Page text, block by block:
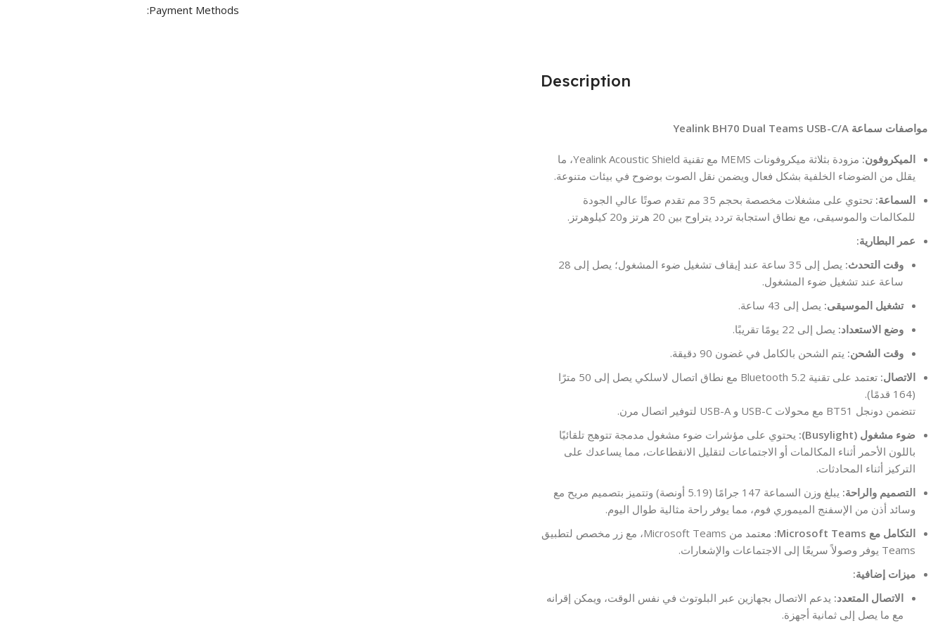
Payment Methods:
Description
مواصفات سماعة Yealink BH70 Dual Teams USB-C/A
الميكروفون:
مزودة بثلاثة ميكروفونات MEMS مع تقنية Yealink Acoustic Shield، ما
يقلل من الضوضاء الخلفية بشكل فعال ويضمن نقل الصوت بوضوح في بيئات متنوعة.
السماعة:
تحتوي على مشغلات مخصصة بحجم 35 مم تقدم صوتًا عالي الجودة
للمكالمات والموسيقى، مع نطاق استجابة تردد يتراوح بين 20 هرتز و20 كيلوهرتز.
عمر البطارية:
وقت التحدث:
يصل إلى 35 ساعة عند إيقاف تشغيل ضوء المشغول؛ يصل إلى 28
ساعة عند تشغيل ضوء المشغول.
تشغيل الموسيقى: يصل إلى 43 ساعة.
وضع الاستعداد: يصل إلى 22 يومًا تقريبًا.
وقت الشحن: يتم الشحن بالكامل في غضون 90 دقيقة.
الاتصال:
تعتمد على تقنية Bluetooth 5.2 مع نطاق اتصال لاسلكي يصل إلى 50 مترًا
(164 قدمًا).
تتضمن دونجل BT51 مع محولات USB-C و USB-A لتوفير اتصال مرن.
ضوء مشغول (Busylight):
يحتوي على مؤشرات ضوء مشغول مدمجة تتوهج تلقائيًا
باللون الأحمر أثناء المكالمات أو الاجتماعات لتقليل الانقطاعات، مما يساعدك على
التركيز أثناء المحادثات.
التصميم والراحة:
يبلغ وزن السماعة 147 جرامًا (5.19 أونصة) وتتميز بتصميم مريح مع
وسائد أذن من الإسفنج الميموري فوم، مما يوفر راحة مثالية طوال اليوم.
التكامل مع Microsoft Teams:
معتمد من Microsoft Teams، مع زر مخصص لتطبيق
Teams يوفر وصولاً سريعًا إلى الاجتماعات والإشعارات.
ميزات إضافية:
الاتصال المتعدد: يدعم الاتصال بجهازين عبر البلوتوث في نفس الوقت، ويمكن إقرانه
مع ما يصل إلى ثمانية أجهزة.